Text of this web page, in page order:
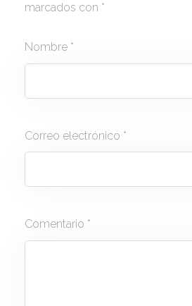
marcados con *
Nombre *
Correo electrónico *
Comentario *